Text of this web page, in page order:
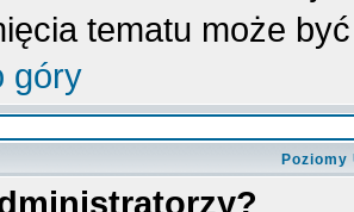
tematu może
góry